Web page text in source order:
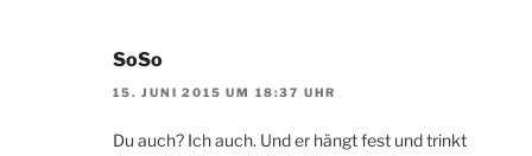
SoSo
15. JUNI 2015 UM 18:37 UHR
Du auch? Ich auch. Und er hängt fest und trinkt